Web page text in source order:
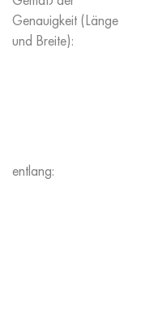
Genauigkeit (Länge
und Breite):
entlang: